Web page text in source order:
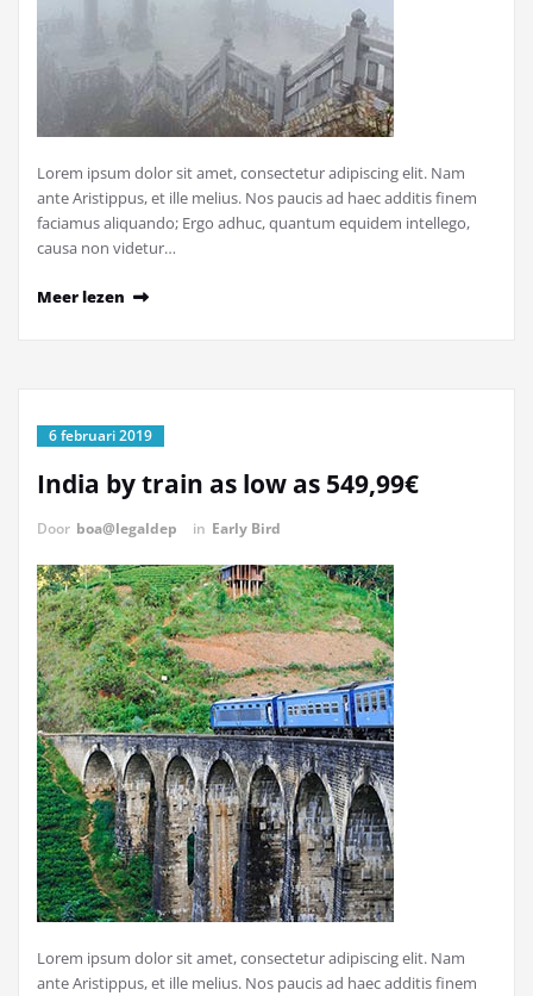
Lorem ipsum dolor sit amet, consectetur adipiscing elit. Nam
ante Aristippus, et ille melius. Nos paucis ad haec additis finem
faciamus aliquando; Ergo adhuc, quantum equidem intellego,
causa non videtur…
Meer lezen
6 februari 2019
India by train as low as 549,99€
Door boa@legaldep in Early Bird
Lorem ipsum dolor sit amet, consectetur adipiscing elit. Nam
ante Aristippus, et ille melius. Nos paucis ad haec additis finem